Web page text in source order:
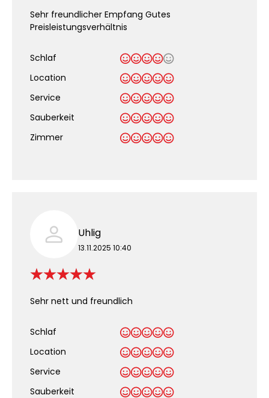
Sehr freundlicher Empfang Gutes
Preisleistungsverhältnis
Schlaf
Location
Service
Sauberkeit
Zimmer
Uhlig
13.11.2025 10:40
Sehr nett und freundlich
Schlaf
Location
Service
Sauberkeit